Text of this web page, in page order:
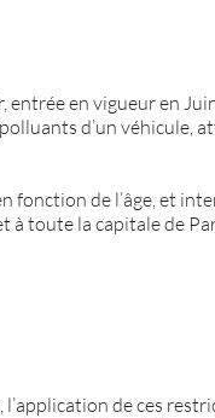
en vigueur en
d’un véhicule,
de l’âge, et
toute la capitale de
de ces